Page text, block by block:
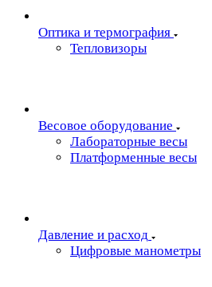
Oптика и термография
Тепловизоры
Весовое оборудование
Лабораторные весы
Платформенные весы
Давление и расход
Цифровые манометры